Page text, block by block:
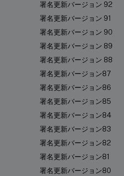
署名更新バージョン 92
署名更新バージョン 91
署名更新バージョン 90
署名更新バージョン 89
署名更新バージョン 88
署名更新バージョン87
署名更新バージョン86
署名更新バージョン85
署名更新バージョン84
署名更新バージョン83
署名更新バージョン82
署名更新バージョン81
署名更新バージョン80